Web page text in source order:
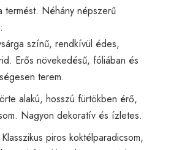
termést. Néhány népszerű
színű, rendkívül édes,
Erős növekedésű, fóliában és
terem.
alakú, hosszú fürtökben érő,
Nagyon dekoratív és ízletes.
Klasszikus piros koktélparadicsom,